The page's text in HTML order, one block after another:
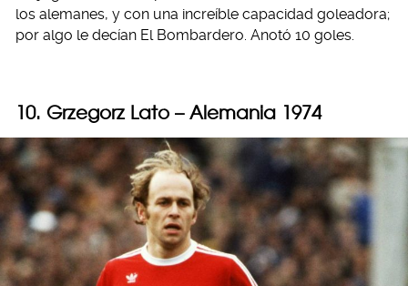
los alemanes, y con una increíble capacidad goleadora;
por algo le decían El Bombardero. Anotó 10 goles.
10. Grzegorz Lato – Alemania 1974